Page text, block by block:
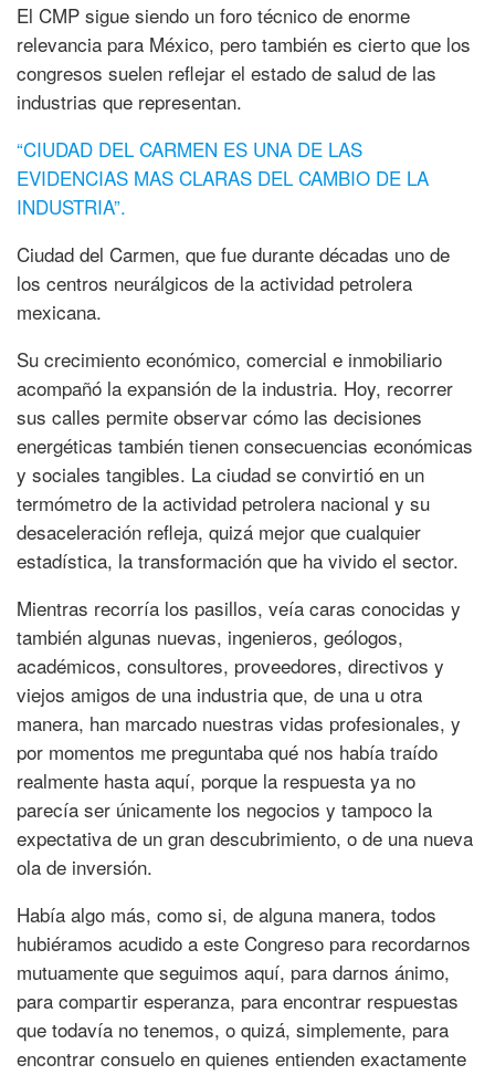
El CMP sigue siendo un foro técnico de enorme
relevancia para México, pero también es cierto que los
congresos suelen reflejar el estado de salud de las
industrias que representan.
“CIUDAD DEL CARMEN ES UNA DE LAS
EVIDENCIAS MAS CLARAS DEL CAMBIO DE LA
INDUSTRIA”.
Ciudad del Carmen, que fue durante décadas uno de
los centros neurálgicos de la actividad petrolera
mexicana.
Su crecimiento económico, comercial e inmobiliario
acompañó la expansión de la industria. Hoy, recorrer
sus calles permite observar cómo las decisiones
energéticas también tienen consecuencias económicas
y sociales tangibles. La ciudad se convirtió en un
termómetro de la actividad petrolera nacional y su
desaceleración refleja, quizá mejor que cualquier
estadística, la transformación que ha vivido el sector.
Mientras recorría los pasillos, veía caras conocidas y
también algunas nuevas, ingenieros, geólogos,
académicos, consultores, proveedores, directivos y
viejos amigos de una industria que, de una u otra
manera, han marcado nuestras vidas profesionales, y
por momentos me preguntaba qué nos había traído
realmente hasta aquí, porque la respuesta ya no
parecía ser únicamente los negocios y tampoco la
expectativa de un gran descubrimiento, o de una nueva
ola de inversión.
Había algo más, como si, de alguna manera, todos
hubiéramos acudido a este Congreso para recordarnos
mutuamente que seguimos aquí, para darnos ánimo,
para compartir esperanza, para encontrar respuestas
que todavía no tenemos, o quizá, simplemente, para
encontrar consuelo en quienes entienden exactamente